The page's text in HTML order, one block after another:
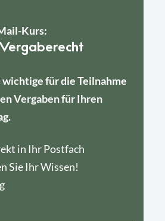
Kurs:
wichtige für die Teilnahme
Vergaben für Ihren
in Ihr Postfach
Sie Ihr Wissen!